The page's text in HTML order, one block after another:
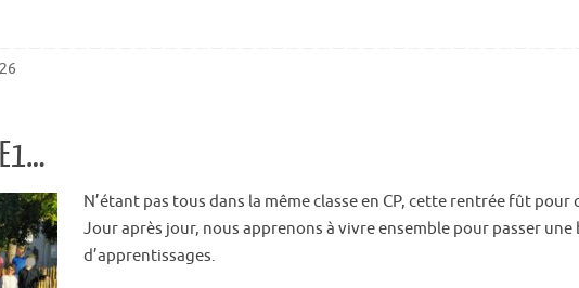
N’étant pas tous dans la même classe en CP, cette rentrée fût
Jour après jour, nous apprenons à vivre ensemble pour passer
d’apprentissages.